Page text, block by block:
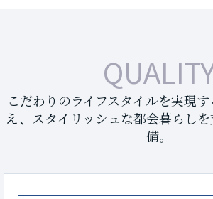
こだわりのライフスタイルを実現
え、スタイリッシュな都会暮らし
備。